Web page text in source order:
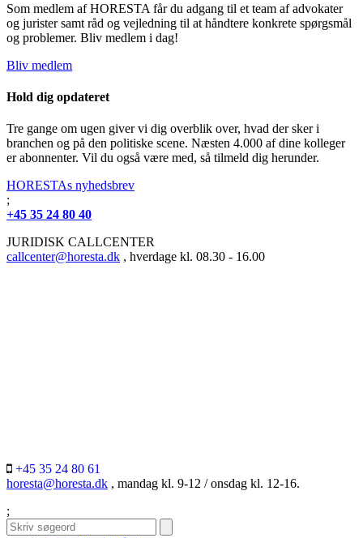
Som medlem af HORESTA får du adgang til et team af advokater
og jurister samt råd og vejledning til at håndtere konkrete spørgsmål
og problemer. Bliv medlem i dag!
Bliv medlem
Hold dig opdateret
Tre gange om ugen giver vi dig overblik over, hvad der sker i
branchen og på den politiske scene. Næsten 4.000 af dine kolleger
er abonnenter. Vil du også være med, så tilmeld dig herunder.
HORESTAs nyhedsbrev
;
+45 35 24 80 40
JURIDISK CALLCENTER
callcenter@horesta.dk , hverdage kl. 08.30 - 16.00
+45 35 24 80 61
horesta@horesta.dk , mandag kl. 9-12 / onsdag kl. 12-16.
;